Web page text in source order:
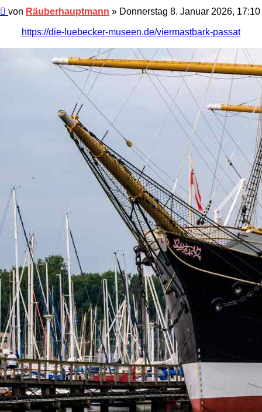
Beitrag
von Räuberhauptmann » Donnerstag 8. Januar 2026, 17:10
https://die-luebecker-museen.de/viermastbark-passat